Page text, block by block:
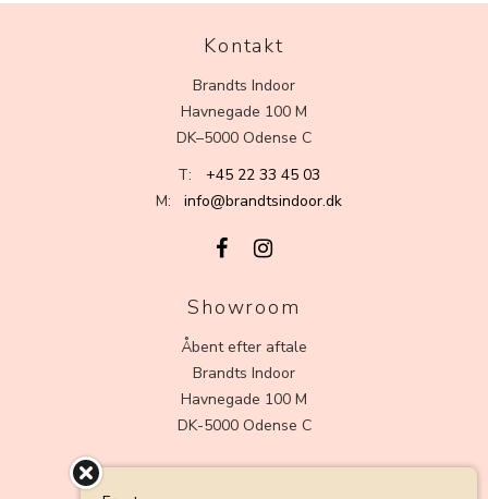
Kontakt
Brandts Indoor
Havnegade 100 M
DK–5000 Odense C
T:
+45 22 33 45 03
M:
info@brandtsindoor.dk
Showroom
Åbent efter aftale
Brandts Indoor
Havnegade 100 M
DK-5000 Odense C